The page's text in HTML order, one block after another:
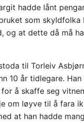
hadde lånt
som skyldfolka
og at dette då må
til Torleiv
10 år tidlegare.
å skaffe seg
om løyve til å fara
at han hadde